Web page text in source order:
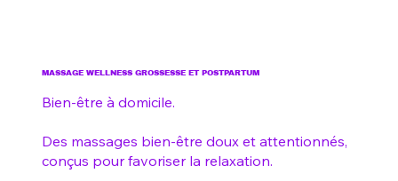
MASSAGE WELLNESS GROSSESSE ET POSTPARTUM
Bien-être à domicile.
Des massages bien-être doux et attentionnés,
conçus pour favoriser la relaxation.